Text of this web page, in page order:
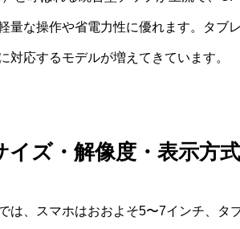
量な操作や省電力性に優れます。タブ
対応するモデルが増えてきています。
イズ・解像度・表示方
は、スマホはおおよそ5〜7インチ、タ